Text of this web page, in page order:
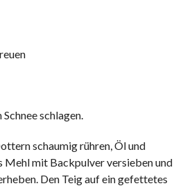
schlagen.
schaumig rühren, Öl und
Mehl mit Backpulver versieben und
Den Teig auf ein gefettetes